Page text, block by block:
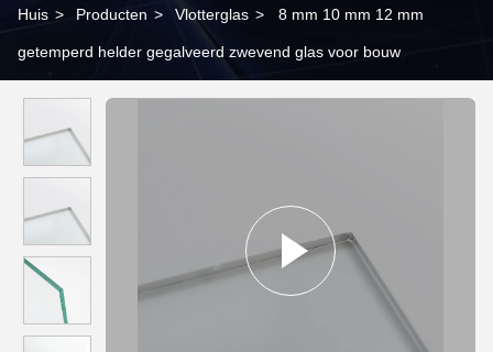
Huis > Producten > Vlotterglas > 8 mm 10 mm 12 mm
getemperd helder gegalveerd zwevend glas voor bouw